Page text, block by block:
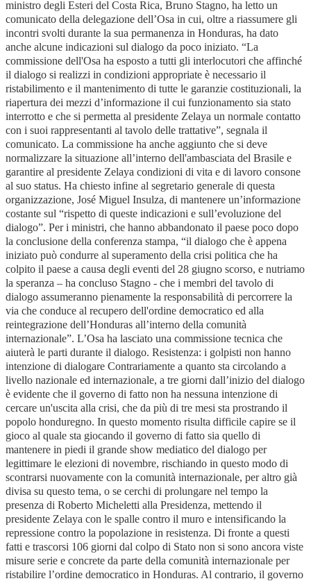
ministro degli Esteri del Costa Rica, Bruno Stagno, ha letto un
comunicato della delegazione dell’Osa in cui, oltre a riassumere gli
incontri svolti durante la sua permanenza in Honduras, ha dato
anche alcune indicazioni sul dialogo da poco iniziato. “La
commissione dell'Osa ha esposto a tutti gli interlocutori che affinché
il dialogo si realizzi in condizioni appropriate è necessario il
ristabilimento e il mantenimento di tutte le garanzie costituzionali, la
riapertura dei mezzi d’informazione il cui funzionamento sia stato
interrotto e che si permetta al presidente Zelaya un normale contatto
con i suoi rappresentanti al tavolo delle trattative”, segnala il
comunicato. La commissione ha anche aggiunto che si deve
normalizzare la situazione all’interno dell'ambasciata del Brasile e
garantire al presidente Zelaya condizioni di vita e di lavoro consone
al suo status. Ha chiesto infine al segretario generale di questa
organizzazione, José Miguel Insulza, di mantenere un’informazione
costante sul “rispetto di queste indicazioni e sull’evoluzione del
dialogo”. Per i ministri, che hanno abbandonato il paese poco dopo
la conclusione della conferenza stampa, “il dialogo che è appena
iniziato può condurre al superamento della crisi politica che ha
colpito il paese a causa degli eventi del 28 giugno scorso, e nutriamo
la speranza – ha concluso Stagno - che i membri del tavolo di
dialogo assumeranno pienamente la responsabilità di percorrere la
via che conduce al recupero dell'ordine democratico ed alla
reintegrazione dell’Honduras all’interno della comunità
internazionale”. L’Osa ha lasciato una commissione tecnica che
aiuterà le parti durante il dialogo. Resistenza: i golpisti non hanno
intenzione di dialogare Contrariamente a quanto sta circolando a
livello nazionale ed internazionale, a tre giorni dall’inizio del dialogo
è evidente che il governo di fatto non ha nessuna intenzione di
cercare un'uscita alla crisi, che da più di tre mesi sta prostrando il
popolo honduregno. In questo momento risulta difficile capire se il
gioco al quale sta giocando il governo di fatto sia quello di
mantenere in piedi il grande show mediatico del dialogo per
legittimare le elezioni di novembre, rischiando in questo modo di
scontrarsi nuovamente con la comunità internazionale, per altro già
divisa su questo tema, o se cerchi di prolungare nel tempo la
presenza di Roberto Micheletti alla Presidenza, mettendo il
presidente Zelaya con le spalle contro il muro e intensificando la
repressione contro la popolazione in resistenza. Di fronte a questi
fatti e trascorsi 106 giorni dal colpo di Stato non si sono ancora viste
misure serie e concrete da parte della comunità internazionale per
ristabilire l’ordine democratico in Honduras. Al contrario, il governo